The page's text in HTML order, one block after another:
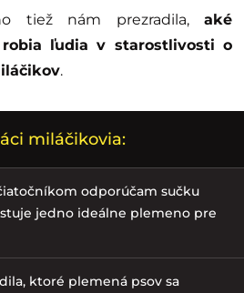
tiež nám prezradila, aké
robia ľudia v starostlivosti o
.
miláčikovia:
odporúčam sučku
jedno ideálne plemeno pre
ktoré plemená psov sa